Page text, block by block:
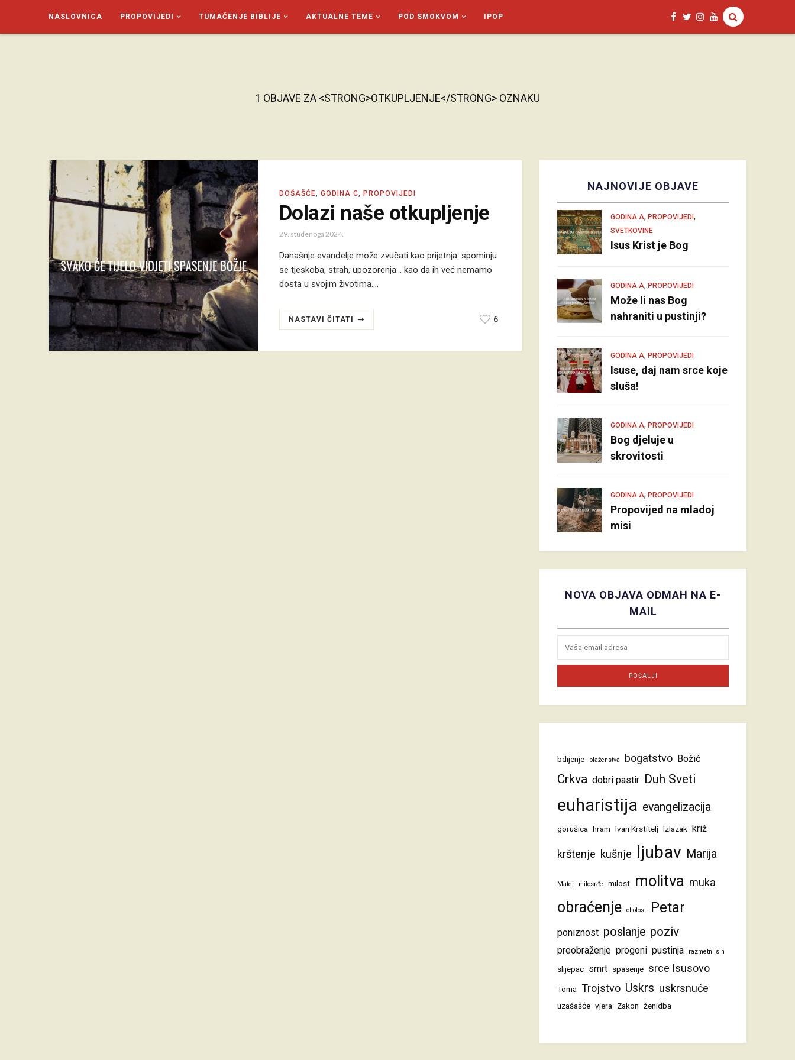
NASLOVNICA PROPOVIJEDI TUMAČENJE BIBLIJE AKTUALNE TEME POD SMOKVOM IPOP
1 OBJAVE ZA <STRONG>OTKUPLJENJE</STRONG> OZNAKU
DOŠAŠĆE, GODINA C, PROPOVIJEDI
Dolazi naše otkupljenje
29. studenoga 2024.
Današnje evanđelje može zvučati kao prijetnja: spominju
se tjeskoba, strah, upozorenja... kao da ih već nemamo
dosta u svojim životima.…
NASTAVI ČITATI 6
NAJNOVIJE OBJAVE
GODINA A, PROPOVIJEDI ,
SVETKOVINE
Isus Krist je Bog
GODINA A, PROPOVIJEDI
Može li nas Bog
nahraniti u pustinji?
GODINA A, PROPOVIJEDI
Isuse, daj nam srce koje
sluša!
GODINA A, PROPOVIJEDI
Bog djeluje u
skrovitosti
GODINA A, PROPOVIJEDI
Propovijed na mladoj
misi
NOVA OBJAVA ODMAH NA E-
MAIL
bdijenje blaženstva bogatstvo Božić
Crkva dobri pastir Duh Sveti
euharistija evangelizacija
gorušica hram Ivan Krstitelj Izlazak križ
krštenje kušnje ljubav Marija
Matej milosrđe milost molitva muka
obraćenje oholost Petar
poniznost poslanje poziv
preobraženje progoni pustinja razmetni sin
slijepac smrt spasenje srce Isusovo
Toma Trojstvo Uskrs uskrsnuće
uzašašće vjera Zakon ženidba